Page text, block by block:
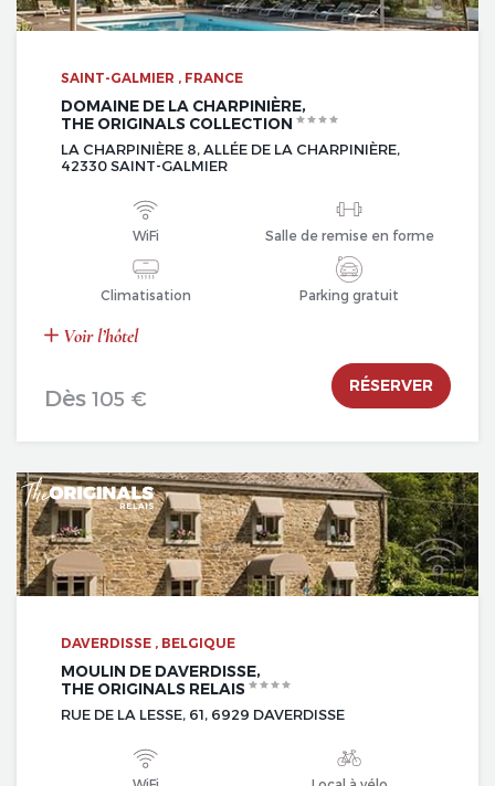
SAINT-GALMIER , FRANCE
DOMAINE DE LA CHARPINIÈRE,
THE ORIGINALS COLLECTION
LA CHARPINIÈRE 8, ALLÉE DE LA CHARPINIÈRE,
42330 SAINT-GALMIER
WiFi Salle de remise en forme
Climatisation Parking gratuit
Voir l’hôtel
Dès 105 €
RÉSERVER
DAVERDISSE , BELGIQUE
MOULIN DE DAVERDISSE,
THE ORIGINALS RELAIS
RUE DE LA LESSE, 61, 6929 DAVERDISSE